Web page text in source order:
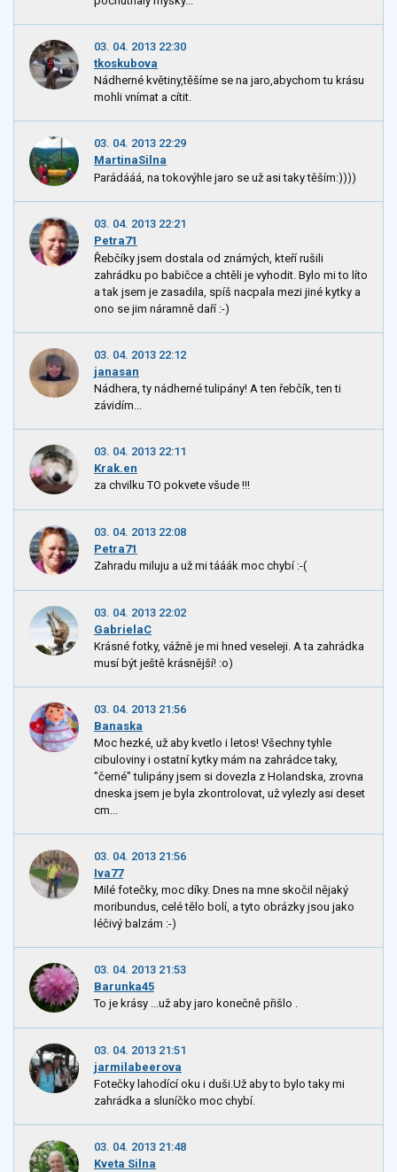
03. 04. 2013 22:30
tkoskubova
Nádherné květiny,těšíme se na jaro,abychom tu krásu
mohli vnímat a cítit.
03. 04. 2013 22:29
MartinaSilna
Parádááá, na tokovýhle jaro se už asi taky těším:))))
03. 04. 2013 22:21
Petra71
Řebčíky jsem dostala od známých, kteří rušili
zahrádku po babičce a chtěli je vyhodit. Bylo mi to líto
a tak jsem je zasadila, spíš nacpala mezi jiné kytky a
ono se jim náramně daří :-)
03. 04. 2013 22:12
janasan
Nádhera, ty nádherné tulipány! A ten řebčík, ten ti
závidím...
03. 04. 2013 22:11
Krak.en
za chvilku TO pokvete všude !!!
03. 04. 2013 22:08
Petra71
Zahradu miluju a už mi tááák moc chybí :-(
03. 04. 2013 22:02
GabrielaC
Krásné fotky, vážně je mi hned veseleji. A ta zahrádka
musí být ještě krásnější! :o)
03. 04. 2013 21:56
Banaska
Moc hezké, už aby kvetlo i letos! Všechny tyhle
cibuloviny i ostatní kytky mám na zahrádce taky,
"černé" tulipány jsem si dovezla z Holandska, zrovna
dneska jsem je byla zkontrolovat, už vylezly asi deset
cm...
03. 04. 2013 21:56
Iva77
Milé fotečky, moc díky. Dnes na mne skočil nějaký
moribundus, celé tělo bolí, a tyto obrázky jsou jako
léčivý balzám :-)
03. 04. 2013 21:53
Barunka45
To je krásy ...už aby jaro konečně přišlo .
03. 04. 2013 21:51
jarmilabeerova
Fotečky lahodící oku i duši.Už aby to bylo taky mi
zahrádka a sluníčko moc chybí.
03. 04. 2013 21:48
Kveta Silna